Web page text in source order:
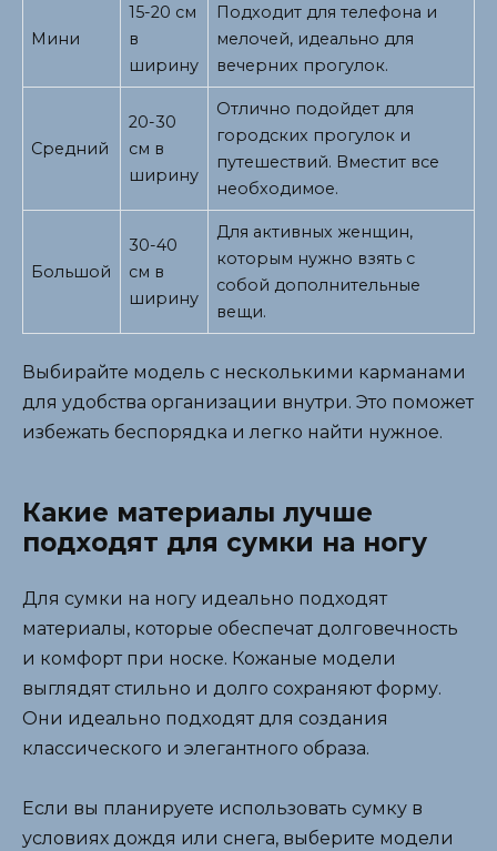
Мини
15-20 см
в
ширину
Подходит для телефона и
мелочей, идеально для
вечерних прогулок.
Средний
20-30
см в
ширину
Отлично подойдет для
городских прогулок и
путешествий. Вместит все
необходимое.
Большой
30-40
см в
ширину
Для активных женщин,
которым нужно взять с
собой дополнительные
вещи.
Выбирайте модель с несколькими карманами
для удобства организации внутри. Это поможет
избежать беспорядка и легко найти нужное.
Какие материалы лучше
подходят для сумки на ногу
Для сумки на ногу идеально подходят
материалы, которые обеспечат долговечность
и комфорт при носке. Кожаные модели
выглядят стильно и долго сохраняют форму.
Они идеально подходят для создания
классического и элегантного образа.
Если вы планируете использовать сумку в
условиях дождя или снега, выберите модели